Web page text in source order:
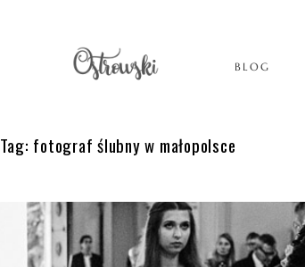
BLOG
Tag: fotograf ślubny w małopolsce